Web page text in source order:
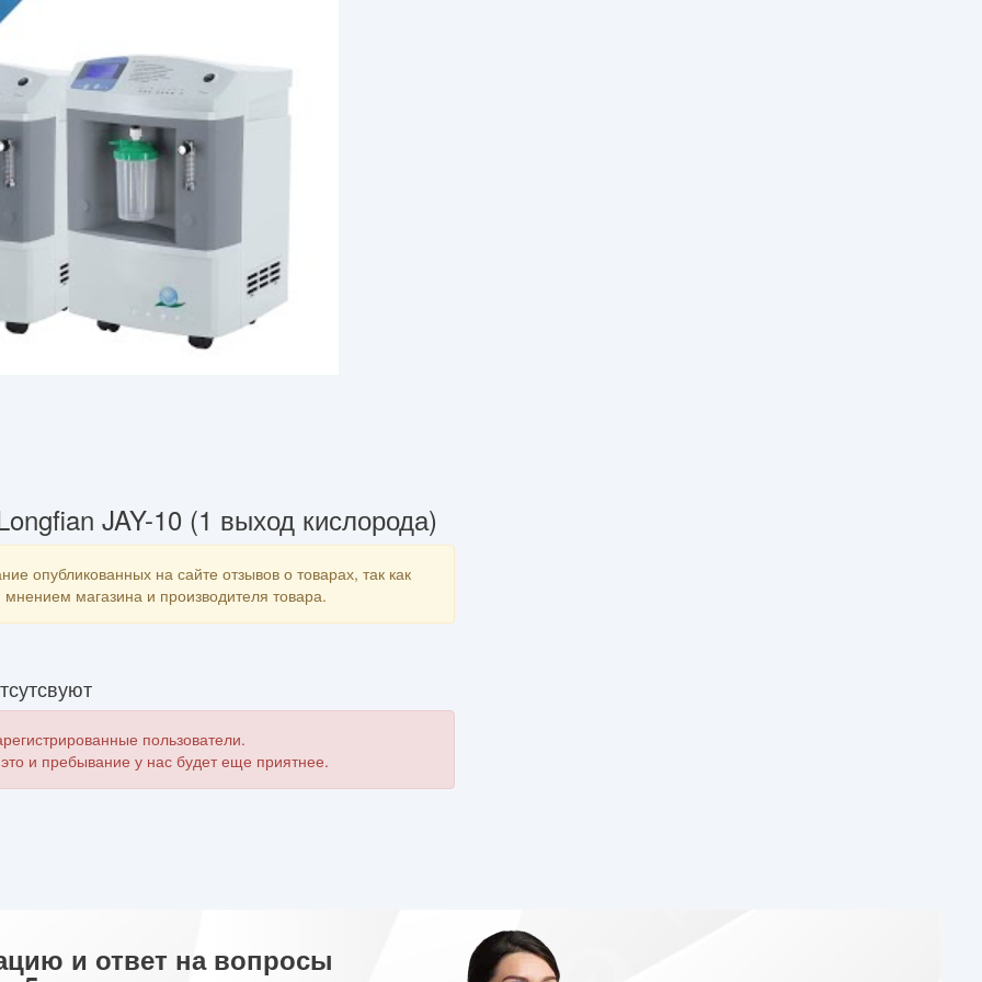
JAY-10 (1 выход кислорода)
опубликованных на сайте отзывов о товарах, так как
магазина и производителя товара.
пользователи.
и пребывание у нас будет еще приятнее.
и ответ на вопросы